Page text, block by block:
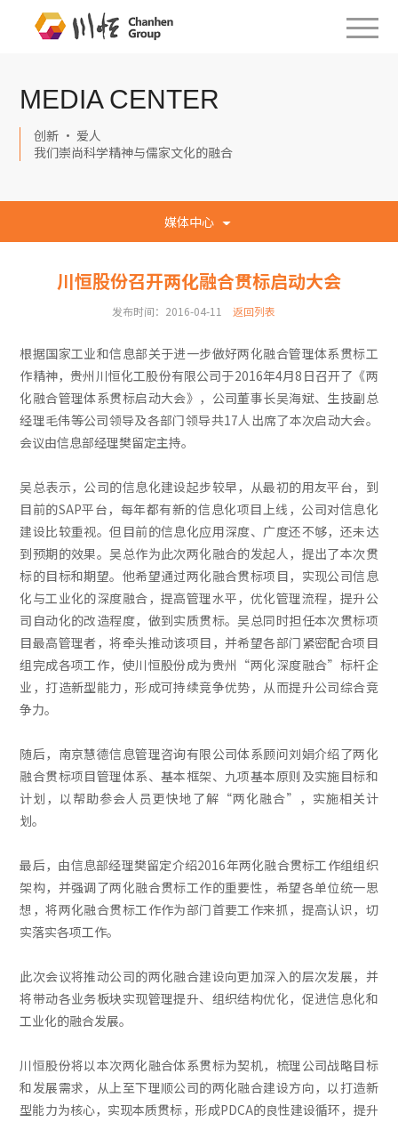
MEDIA CENTER
创新 · 爱人
我们崇尚科学精神与儒家文化的融合
媒体中心
川恒股份召开两化融合贯标启动大会
发布时间：2016-04-11 返回列表
根据国家工业和信息部关于进一步做好两化融合管理体系贯标工
作精神，贵州川恒化工股份有限公司于2016年4月8日召开了《两
化融合管理体系贯标启动大会》，公司董事长吴海斌、生技副总
经理毛伟等公司领导及各部门领导共17人出席了本次启动大会。
会议由信息部经理樊留定主持。
吴总表示，公司的信息化建设起步较早，从最初的用友平台，到
目前的SAP平台，每年都有新的信息化项目上线，公司对信息化
建设比较重视。但目前的信息化应用深度、广度还不够，还未达
到预期的效果。吴总作为此次两化融合的发起人，提出了本次贯
标的目标和期望。他希望通过两化融合贯标项目，实现公司信息
化与工业化的深度融合，提高管理水平，优化管理流程，提升公
司自动化的改造程度，做到实质贯标。吴总同时担任本次贯标项
目最高管理者，将牵头推动该项目，并希望各部门紧密配合项目
组完成各项工作，使川恒股份成为贵州“两化深度融合”标杆企
业，打造新型能力，形成可持续竞争优势，从而提升公司综合竞
争力。
随后，南京慧德信息管理咨询有限公司体系顾问刘娟介绍了两化
融合贯标项目管理体系、基本框架、九项基本原则及实施目标和
计划，以帮助参会人员更快地了解“两化融合”，实施相关计
划。
最后，由信息部经理樊留定介绍2016年两化融合贯标工作组组织
架构，并强调了两化融合贯标工作的重要性，希望各单位统一思
想，将两化融合贯标工作作为部门首要工作来抓，提高认识，切
实落实各项工作。
此次会议将推动公司的两化融合建设向更加深入的层次发展，并
将带动各业务板块实现管理提升、组织结构优化，促进信息化和
工业化的融合发展。
川恒股份将以本次两化融合体系贯标为契机，梳理公司战略目标
和发展需求，从上至下理顺公司的两化融合建设方向，以打造新
型能力为核心，实现本质贯标，形成PDCA的良性建设循环，提升